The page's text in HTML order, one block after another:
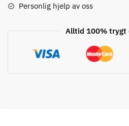
Personlig hjelp av oss
Alltid 100% trygt